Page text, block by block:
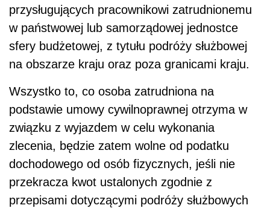
przysługujących pracownikowi zatrudnionemu
w państwowej lub samorządowej jednostce
sfery budżetowej, z tytułu podróży służbowej
na obszarze kraju oraz poza granicami kraju.
Wszystko to, co osoba zatrudniona na
podstawie umowy cywilnoprawnej otrzyma w
związku z wyjazdem w celu wykonania
zlecenia, będzie zatem wolne od podatku
dochodowego od osób fizycznych, jeśli nie
przekracza kwot ustalonych zgodnie z
przepisami dotyczącymi podróży służbowych